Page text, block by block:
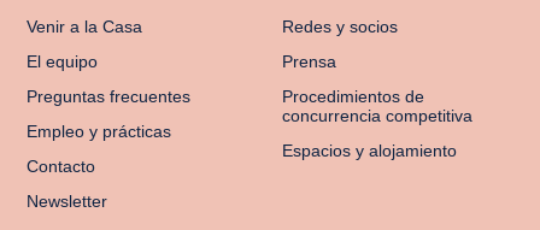
Venir a la Casa
El equipo
Preguntas frecuentes
Empleo y prácticas
Contacto
Newsletter
Redes y socios
Prensa
Procedimientos de
concurrencia competitiva
Espacios y alojamiento